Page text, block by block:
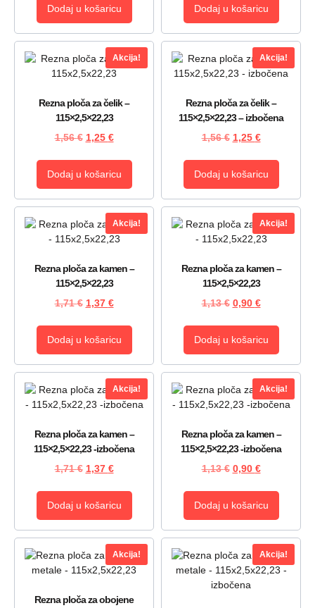
Dodaj u košaricu Dodaj u košaricu
Akcija!
Rezna ploča za čelik –
115×2,5×22,23
1,56€ 1,25 €
Dodaj u košaricu
Akcija!
Rezna ploča za čelik –
115×2,5×22,23 – izbočena
1,56€ 1,25 €
Dodaj u košaricu
Akcija!
Rezna ploča za kamen –
115×2,5×22,23
1,71€ 1,37 €
Dodaj u košaricu
Akcija!
Rezna ploča za kamen –
115×2,5×22,23
1,13€ 0,90 €
Dodaj u košaricu
Akcija!
Rezna ploča za kamen –
115×2,5×22,23 -izbočena
1,71€ 1,37 €
Dodaj u košaricu
Akcija!
Rezna ploča za kamen –
115×2,5×22,23 -izbočena
1,13€ 0,90 €
Dodaj u košaricu
Akcija!
Rezna ploča za obojene
Akcija!